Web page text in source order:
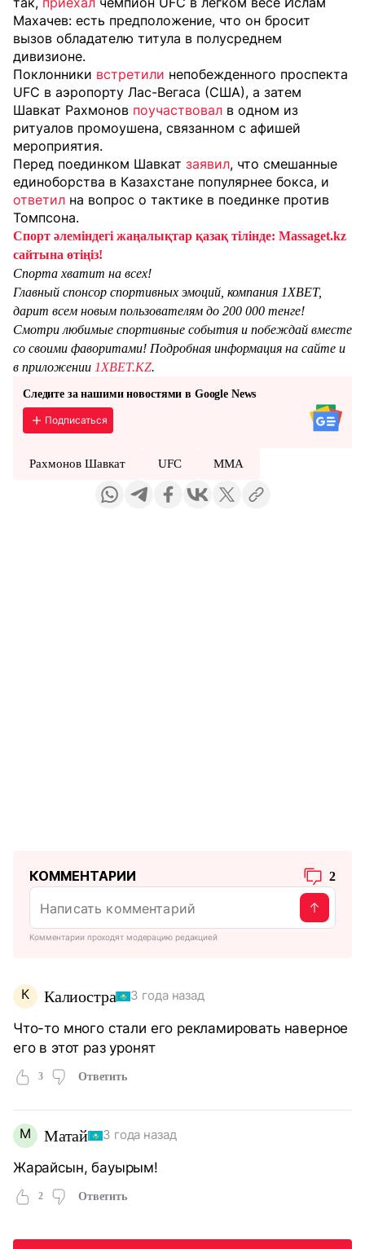
Махачев: есть предположение, что он бросит
вызов обладателю титула в полусреднем
дивизионе.
Поклонники встретили непобежденного проспекта
UFC в аэропорту Лас-Вегаса (США), а затем
Шавкат Рахмонов поучаствовал в одном из
ритуалов промоушена, связанном с афишей
мероприятия.
Перед поединком Шавкат заявил, что смешанные
единоборства в Казахстане популярнее бокса, и
ответил на вопрос о тактике в поединке против
Томпсона.
Спорт әлеміндегі жаңалықтар қазақ тілінде: Massaget.kz
сайтына өтіңіз!
Спорта хватит на всех!
Главный спонсор спортивных эмоций, компания 1XBET,
дарит всем новым пользователям до 200 000 тенге!
Смотри любимые спортивные события и побеждай вместе
со своими фаворитами! Подробная информация на сайте и
в приложении 1XBET.KZ.
Следите за нашими новостями в Google News
Подписаться
Рахмонов Шавкат UFC MMA
КОММЕНТАРИИ 2
Комментарии проходят модерацию редакцией
К Калиостра 3 года назад
Что-то много стали его рекламировать наверное
его в этот раз уронят
3 Ответить
М Матай 3 года назад
Жарайсын, бауырым!
2 Ответить